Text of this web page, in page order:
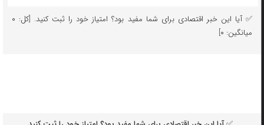
میانگین: ۰]